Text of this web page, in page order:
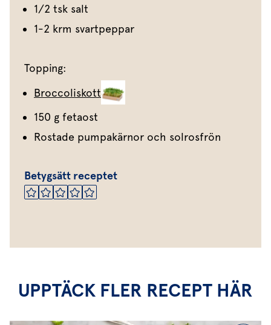
1/2 tsk salt
1-2 krm svartpeppar
Topping:
Broccoliskott
150 g fetaost
Rostade pumpakärnor och solrosfrön
Betygsätt receptet
UPPTÄCK FLER RECEPT HÄR